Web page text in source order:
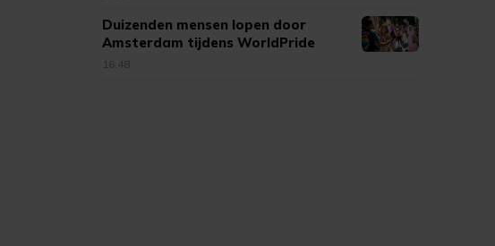
Duizenden mensen lopen door
Amsterdam tijdens WorldPride
March
16:48